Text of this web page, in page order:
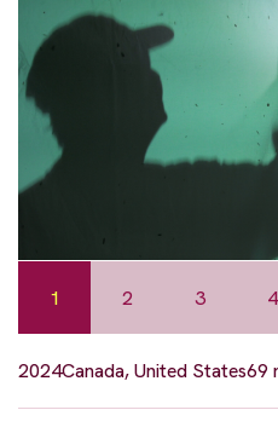
1 2 3 4
2024Canada, United States69